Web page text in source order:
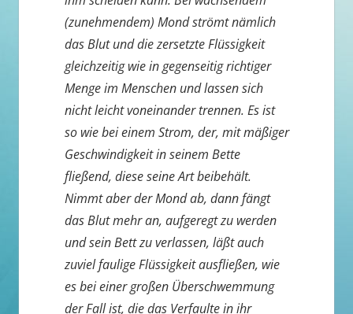
(zunehmendem) Mond strömt nämlich
das Blut und die zersetzte Flüssigkeit
gleichzeitig wie in gegenseitig richtiger
Menge im Menschen und lassen sich
nicht leicht voneinander trennen. Es ist
so wie bei einem Strom, der, mit mäßiger
Geschwindigkeit in seinem Bette
fließend, diese seine Art beibehält.
Nimmt aber der Mond ab, dann fängt
das Blut mehr an, aufgeregt zu werden
und sein Bett zu verlassen, läßt auch
zuviel faulige Flüssigkeit ausfließen, wie
es bei einer großen Überschwemmung
der Fall ist, die das Verfaulte in ihr